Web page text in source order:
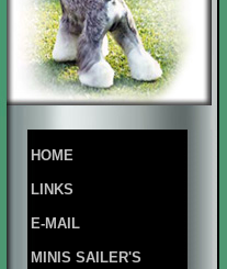
HOME
LINKS
E-MAIL
MINIS SAILER'S